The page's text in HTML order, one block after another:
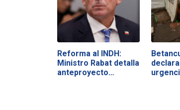
Reforma al INDH:
Ministro Rabat detalla
anteproyecto…